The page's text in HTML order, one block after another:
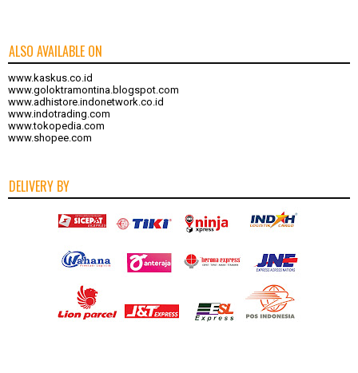
ALSO AVAILABLE ON
www.kaskus.co.id
www.goloktramontina.blogspot.com
www.adhistore.indonetwork.co.id
www.indotrading.com
www.tokopedia.com
www.shopee.com
DELIVERY BY